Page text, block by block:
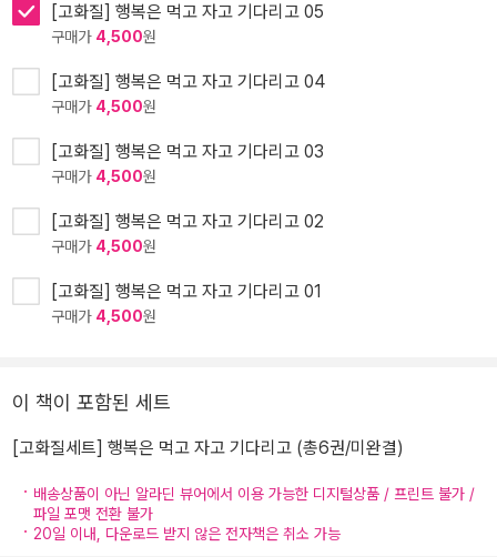
[고화질] 행복은 먹고 자고 기다리고 05
구매가 4,500원
[고화질] 행복은 먹고 자고 기다리고 04
구매가 4,500원
[고화질] 행복은 먹고 자고 기다리고 03
구매가 4,500원
[고화질] 행복은 먹고 자고 기다리고 02
구매가 4,500원
[고화질] 행복은 먹고 자고 기다리고 01
구매가 4,500원
이 책이 포함된 세트
[고화질세트] 행복은 먹고 자고 기다리고 (총6권/미완결)
배송상품이 아닌 알라딘 뷰어에서 이용 가능한 디지털상품 / 프린트 불가 /
파일 포맷 전환 불가
20일 이내, 다운로드 받지 않은 전자책은 취소 가능